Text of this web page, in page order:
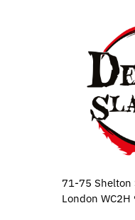
71-75 Shelton
London WC2H